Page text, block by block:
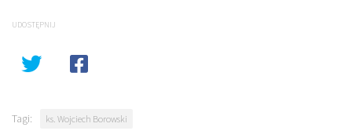
UDOSTĘPNIJ
Tagi: ks. Wojciech Borowski